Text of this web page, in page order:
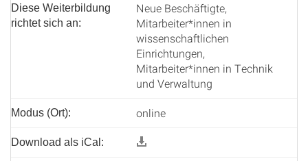
Diese Weiterbildung
richtet sich an:
Neue Beschäftigte,
Mitarbeiter*innen in
wissenschaftlichen
Einrichtungen,
Mitarbeiter*innen in Technik
und Verwaltung
Modus (Ort): online
Download als iCal: